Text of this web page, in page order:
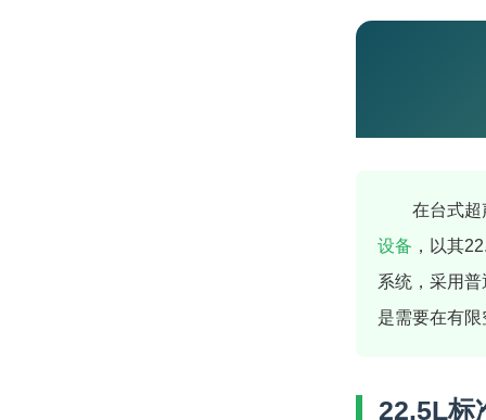
在台式
设备 ，以其
系统，采用
是需要在有
22.5L标